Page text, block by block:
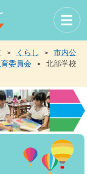
> くらし >
市内公
委員会 >
北部学校